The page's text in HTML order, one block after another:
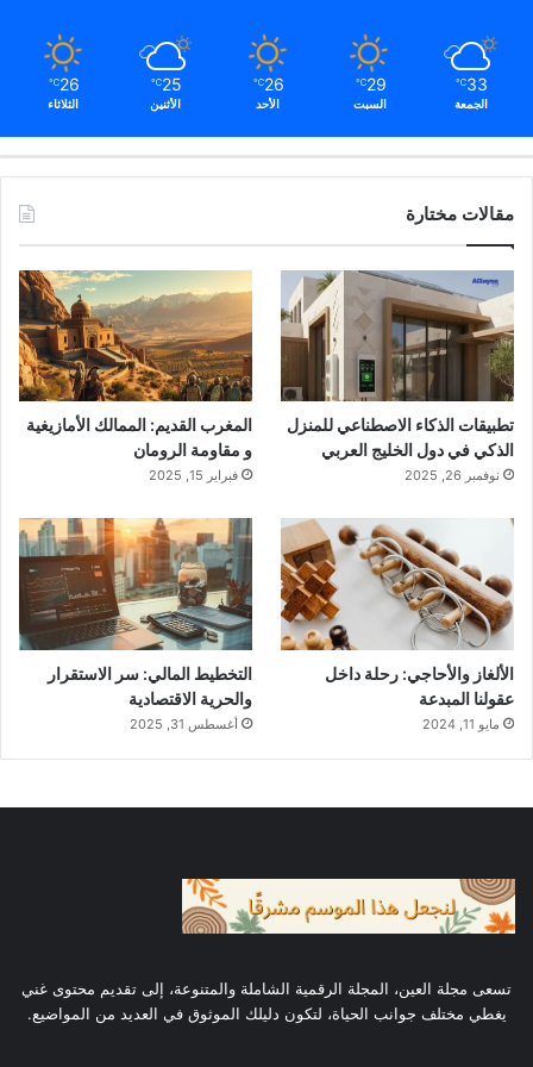
(قُلْ هُوَ ٱللَّهُ أَحَدٌ…)،(قُلْ أَعُوذُ بِرَبِّ
ٱلْفَلَقِ…)،(قُلْ أَعُوذُ بِرَبِّ
ٱلنَّاسِ…)
الفضل:تكفيك من كل شيء.
3. سيد الاستغفار
“اللَّهُمَّ أَنْتَ رَبِّي لا إلَهَ إلَّا أَنْتَ، خَلَقْتَنِي
وأنا عَبْدُكَ، وأنا علَى عَهْدِكَ ووَعْدِكَ ما
اسْتَطَعْتُ، أعُوذُ بكَ مِن شَرِّ ما صَنَعْتُ،
أبُوءُ لكَ بنِعْمَتِكَ عَلَيَّ، وأَبُوءُ لكَ بذَنْبِي
فاغْفِرْ لِي، فإنَّه لا يَغْفِرُ الذُّنُوبَ إلَّا أَنْتَ”.
أحسن عملا.
33
℃
الجمعة
29
℃
السبت
26
℃
الأحد
25
℃
الأثنين
26
℃
الثلاثاء
مقالات مختارة
تطبيقات الذكاء الاصطناعي للمنزل
الذكي في دول الخليج العربي
نوفمبر 26, 2025
المغرب القديم: الممالك الأمازيغية
و مقاومة الرومان
فبراير 15, 2025
الألغاز والأحاجي: رحلة داخل
عقولنا المبدعة
مايو 11, 2024
التخطيط المالي: سر الاستقرار
والحرية الاقتصادية
أغسطس 31, 2025
تسعى مجلة العين، المجلة الرقمية الشاملة والمتنوعة، إلى تقديم محتوى غني
يغطي مختلف جوانب الحياة، لتكون دليلك الموثوق في العديد من المواضيع.